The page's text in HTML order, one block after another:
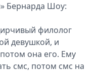
Бернарда Шоу:
филолог
девушкой, и
она его. Ему
смс, потом смс на